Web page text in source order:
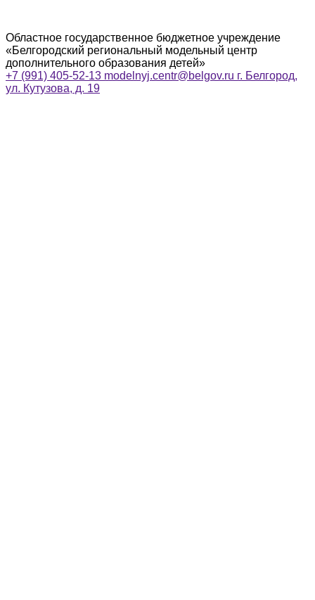
Областное государственное бюджетное учреждение
«Белгородский региональный модельный центр
дополнительного образования детей»
+7 (991) 405-52-13 modelnyj.centr@belgov.ru г. Белгород,
ул. Кутузова, д. 19